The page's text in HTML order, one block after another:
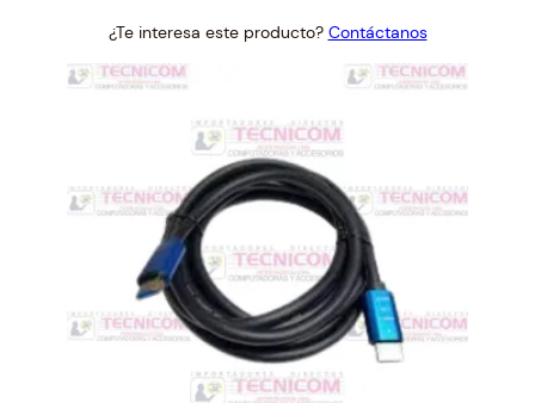
was: is:
¿Te interesa este producto? Contáctanos